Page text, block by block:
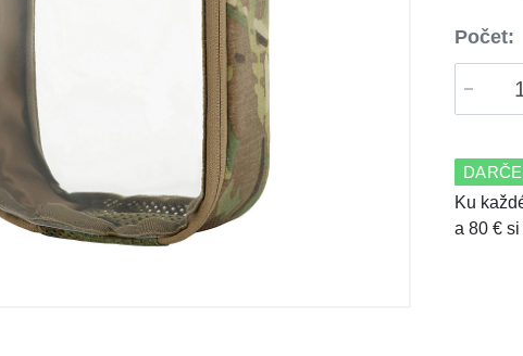
Počet:
Ku
a 80 €